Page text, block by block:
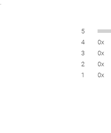
5
4
0x
3
0x
2
0x
1
0x